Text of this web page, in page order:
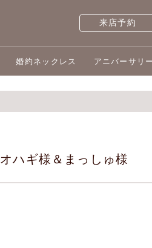
来店予約
婚約ネックレス アニバーサリ
オハギ様＆まっしゅ様